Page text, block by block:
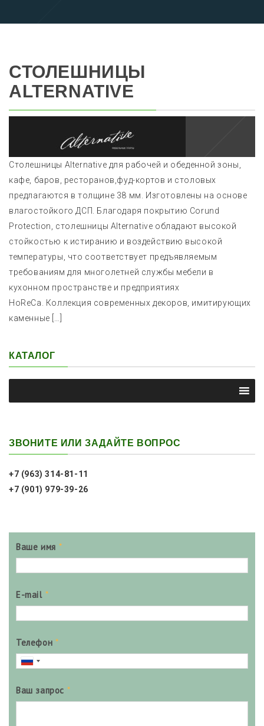
СТОЛЕШНИЦЫ
ALTERNATIVE
Столешницы Alternative для рабочей и обеденной зоны,
кафе, баров, ресторанов,фуд-кортов и столовых
предлагаются в толщине 38 мм. Изготовлены на основе
влагостойкого ДСП. Благодаря покрытию Corund
Protection, столешницы Alternative обладают высокой
стойкостью к истиранию и воздействию высокой
температуры, что соответствует предъявляемым
требованиям для многолетней службы мебели в
кухонном пространстве и предприятиях
HoReCa. Коллекция современных декоров, имитирующих
каменные […]
КАТАЛОГ
ЗВОНИТЕ ИЛИ ЗАДАЙТЕ ВОПРОС
+7 (963) 314-81-11
+7 (901) 979-39-26
Ваше имя *
E-mail *
Телефон *
Ваш запрос *